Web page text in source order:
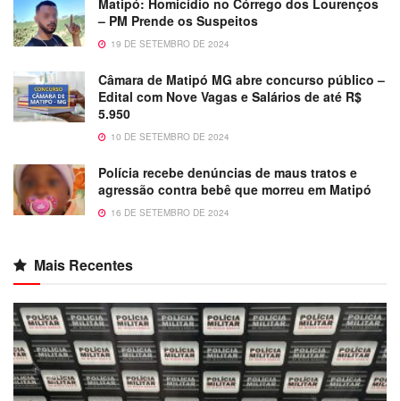
– PM Prende os Suspeitos
19 DE SETEMBRO DE 2024
Câmara de Matipó MG abre concurso público –
Edital com Nove Vagas e Salários de até R$
5.950
10 DE SETEMBRO DE 2024
Polícia recebe denúncias de maus tratos e
agressão contra bebê que morreu em Matipó
16 DE SETEMBRO DE 2024
Mais Recentes